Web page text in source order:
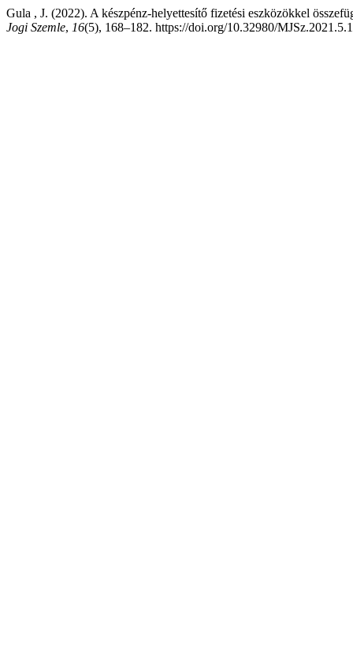
Gula , J. (2022). A készpénz-helyettesítő fizetési eszközökkel
Jogi Szemle, 16(5), 168–182. https://doi.org/10.32980/